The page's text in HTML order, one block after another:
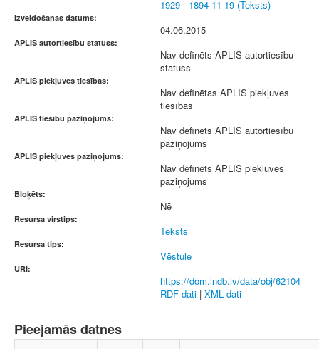
1929 - 1894-11-19 (Teksts)
Izveidošanas datums:
04.06.2015
APLIS autortiesību statuss:
Nav definēts APLIS autortiesību
statuss
APLIS piekļuves tiesības:
Nav definētas APLIS piekļuves
tiesības
APLIS tiesību paziņojums:
Nav definēts APLIS autortiesību
paziņojums
APLIS piekļuves paziņojums:
Nav definēts APLIS piekļuves
paziņojums
Bloķēts:
Nē
Resursa virstips:
Teksts
Resursa tips:
Vēstule
URI:
https://dom.lndb.lv/data/obj/62104
RDF dati | XML dati
Pieejamās datnes